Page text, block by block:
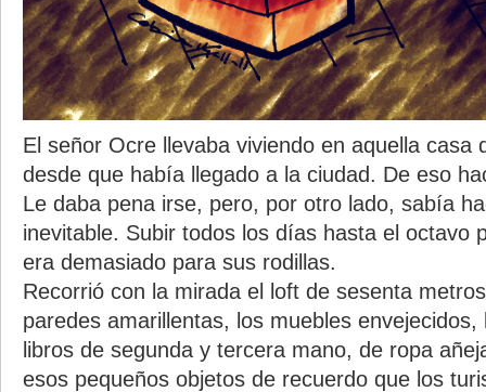
El señor Ocre llevaba viviendo en aquella casa
desde que había llegado a la ciudad. De eso
Le daba pena irse, pero, por otro lado, sabía
inevitable. Subir todos los días hasta el octavo
era demasiado para sus rodillas.
Recorrió con la mirada el loft de sesenta
paredes amarillentas, los muebles envejecidos,
libros de segunda y tercera mano, de ropa
esos pequeños objetos de recuerdo que los